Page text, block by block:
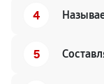
4
5